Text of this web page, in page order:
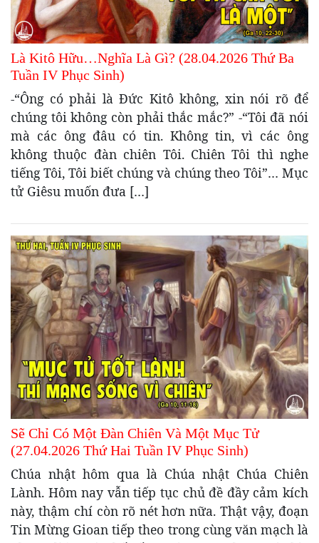
Là Kitô Hữu…Nghĩa Là Gì? (28.04.2026 Thứ Ba
Tuần IV Phục Sinh)
-“Ông có phải là Đức Kitô không, xin nói rõ để
chúng tôi không còn phải thắc mắc?” -“Tôi đã nói
mà các ông đâu có tin. Không tin, vì các ông
không thuộc đàn chiên Tôi. Chiên Tôi thì nghe
tiếng Tôi, Tôi biết chúng và chúng theo Tôi”… Mục
tử Giêsu muốn đưa […]
Sẽ Chỉ Có Một Đàn Chiên Và Một Mục Tử
(27.04.2026 Thứ Hai Tuần IV Phục Sinh)
Chúa nhật hôm qua là Chúa nhật Chúa Chiên
Lành. Hôm nay vẫn tiếp tục chủ đề đầy cảm kích
này, thậm chí còn rõ nét hơn nữa. Thật vậy, đoạn
Tin Mừng Gioan tiếp theo trong cùng văn mạch là